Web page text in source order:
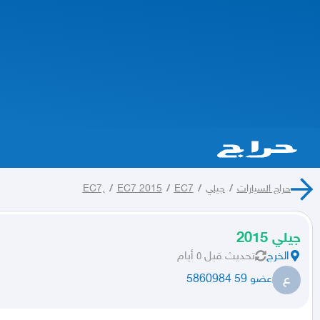
حراج السيارات / جيلي /
EC7, / EC7 2015 / EC7
جيلي 2015
الخرج تحديث قبل ٥ أيام
ع عضو 59 5860984